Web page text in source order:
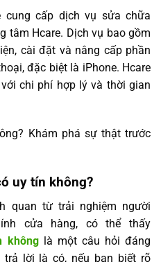
cung cấp dịch vụ sửa chữa
tâm Hcare. Dịch vụ bao gồm
cài đặt và nâng cấp phần
đặc biệt là iPhone. Hcare
chi phí hợp lý và thời gian
uy tín không?
quan từ trải nghiệm người
cửa hàng, có thể thấy
không là một câu hỏi đáng
lời là có, nếu bạn biết rõ